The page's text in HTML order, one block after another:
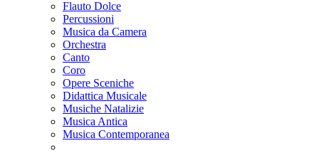
Flauto Dolce
Percussioni
Musica da Camera
Orchestra
Canto
Coro
Opere Sceniche
Didattica Musicale
Musiche Natalizie
Musica Antica
Musica Contemporanea